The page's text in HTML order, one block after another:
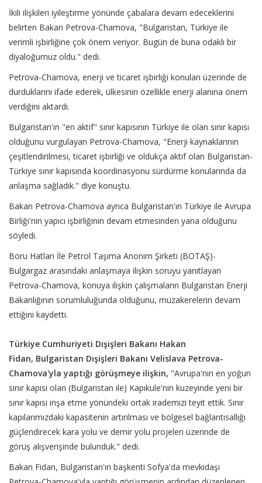
İkili ilişkileri iyileştirme yönünde çabalara devam edeceklerini
belirten Bakan Petrova-Chamova, "Bulgaristan, Türkiye ile
verimli işbirliğine çok önem veriyor. Bugün de buna odaklı bir
diyaloğumuz oldu." dedi.
Petrova-Chamova, enerji ve ticaret işbirliği konuları üzerinde de
durduklarını ifade ederek, ülkesinin özellikle enerji alanına önem
verdiğini aktardı.
Bulgaristan'ın "en aktif" sınır kapısının Türkiye ile olan sınır kapısı
olduğunu vurgulayan Petrova-Chamova, "Enerji kaynaklarının
çeşitlendirilmesi, ticaret işbirliği ve oldukça aktif olan Bulgaristan-
Türkiye sınır kapısında koordinasyonu sürdürme konularında da
anlaşma sağladık." diye konuştu.
Bakan Petrova-Chamova ayrıca Bulgaristan'ın Türkiye ile Avrupa
Birliği'nin yapıcı işbirliğinin devam etmesinden yana olduğunu
söyledi.
Boru Hatları İle Petrol Taşıma Anonim Şirketi (BOTAŞ)-
Bulgargaz arasındaki anlaşmaya ilişkin soruyu yanıtlayan
Petrova-Chamova, konuya ilişkin çalışmaların Bulgaristan Enerji
Bakanlığının sorumluluğunda olduğunu, müzakerelerin devam
ettiğini kaydetti.
Türkiye Cumhuriyeti Dışişleri Bakanı Hakan
Fidan, Bulgaristan Dışişleri Bakanı Velislava Petrova-
Chamova'yla yaptığı görüşmeye ilişkin, "Avrupa'nın en yoğun
sınır kapısı olan (Bulgaristan ile) Kapıkule'nin kuzeyinde yeni bir
sınır kapısı inşa etme yönündeki ortak irademizi teyit ettik. Sınır
kapılarımızdaki kapasitenin artırılması ve bölgesel bağlantısallığı
güçlendirecek kara yolu ve demir yolu projeleri üzerinde de
görüş alışverişinde bulunduk." dedi.
Bakan Fidan, Bulgaristan'ın başkenti Sofya'da mevkidaşı